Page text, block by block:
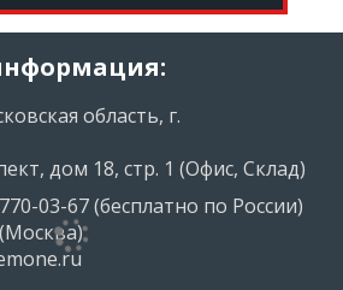
область, г.
дом 18, стр. 1 (Офис, Склад)
03-67(бесплатно по России)
(Москва)